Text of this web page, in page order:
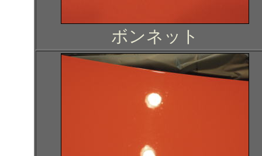
ボンネット